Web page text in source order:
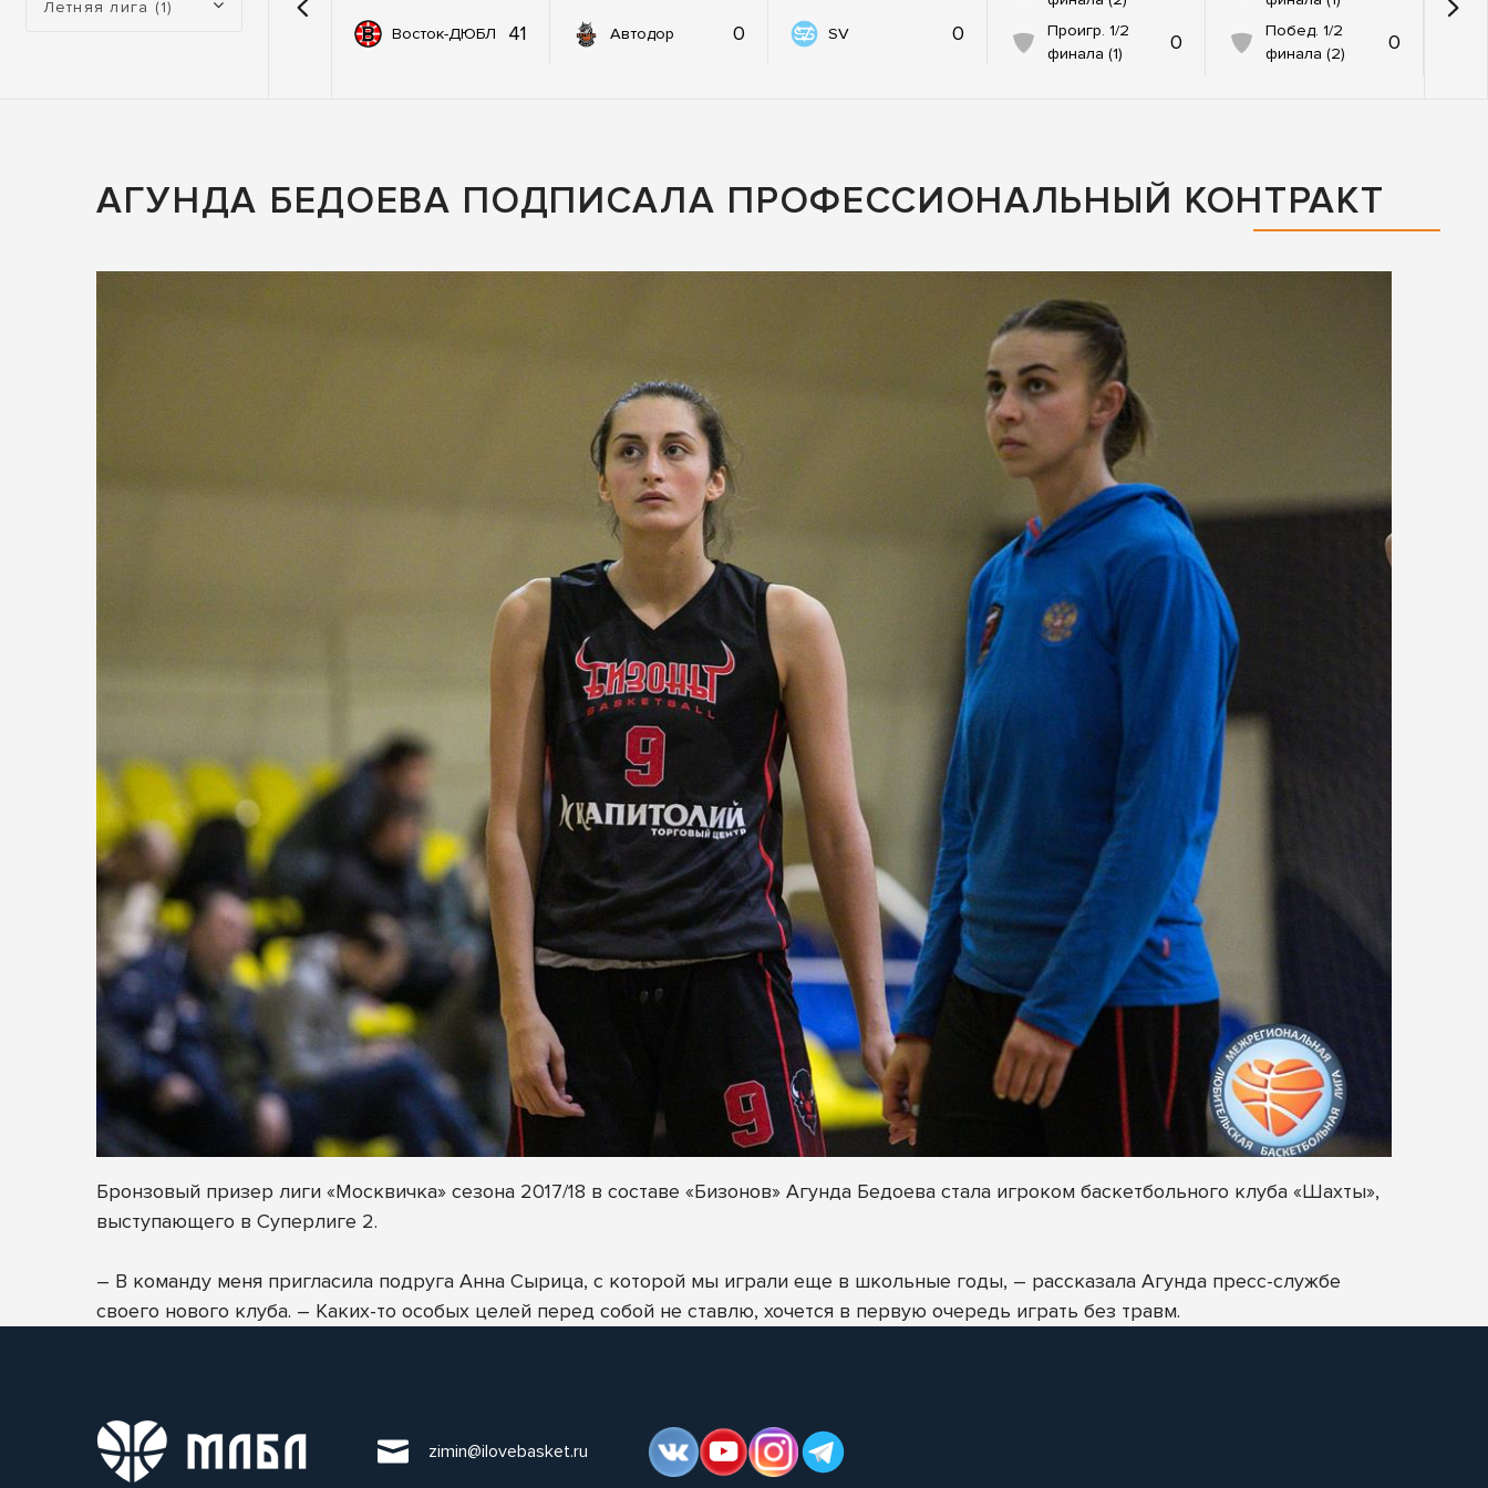
Летняя лига (1)
Восток-ДЮБЛ 41 Автодор 0 SV 0
Проигр. 1/2
финала (1)
0
Побед. 1/2
финала (2)
0
АГУНДА БЕДОЕВА ПОДПИСАЛА ПРОФЕССИОНАЛЬНЫЙ КОНТРАКТ
Бронзовый призер лиги «Москвичка» сезона 2017/18 в составе «Бизонов» Агунда Бедоева стала игроком баскетбольного клуба «Шахты»,
выступающего в Суперлиге 2.
– В команду меня пригласила подруга Анна Сырица, с которой мы играли еще в школьные годы, – рассказала Агунда пресс-службе
своего нового клуба. – Каких-то особых целей перед собой не ставлю, хочется в первую очередь играть без травм.
zimin@ilovebasket.ru